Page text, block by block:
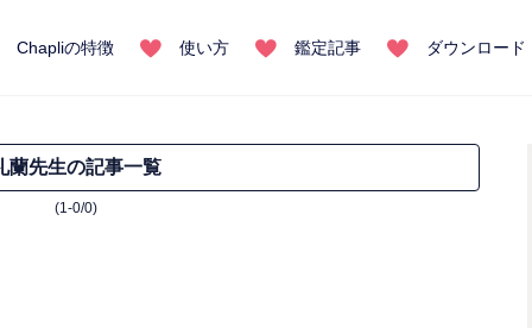
Chapliの特徴 使い方 鑑定記事 ダウンロード
蘭先生の記事一覧
(1-0/0)